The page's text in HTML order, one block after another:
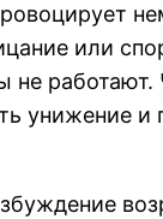
или
не работают.
унижение и